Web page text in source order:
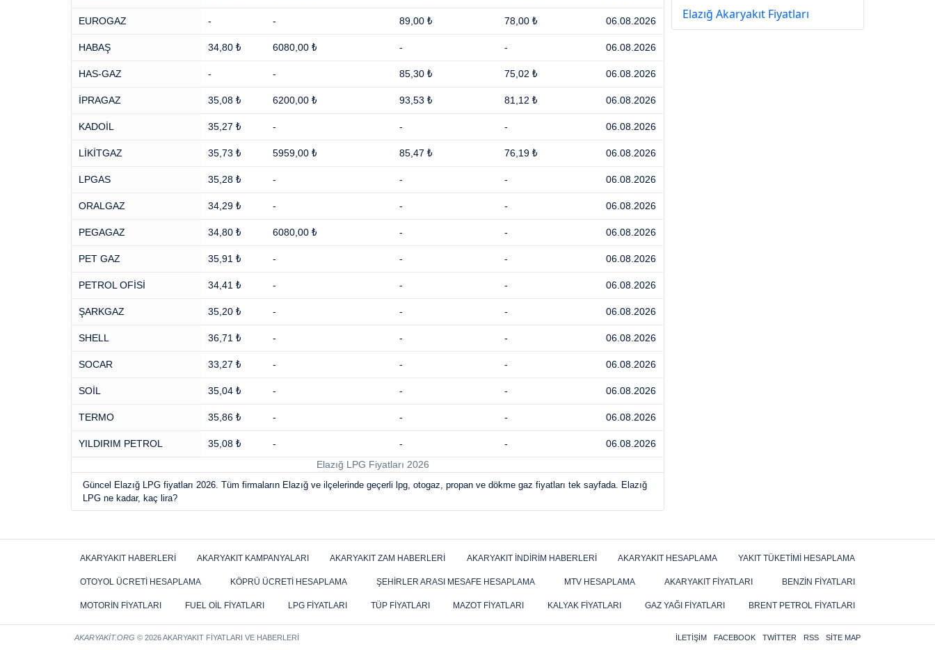
EUROGAZ - - 89,00 ₺ 78,00 ₺ 06.08.2026
HABAŞ 34,80 ₺ 6080,00 ₺ - - 06.08.2026
HAS-GAZ - - 85,30 ₺ 75,02 ₺ 06.08.2026
İPRAGAZ 35,08 ₺ 6200,00 ₺ 93,53 ₺ 81,12 ₺ 06.08.2026
KADOİL 35,27 ₺ - - - 06.08.2026
LİKİTGAZ 35,73 ₺ 5959,00 ₺ 85,47 ₺ 76,19 ₺ 06.08.2026
LPGAS 35,28 ₺ - - - 06.08.2026
ORALGAZ 34,29 ₺ - - - 06.08.2026
PEGAGAZ 34,80 ₺ 6080,00 ₺ - - 06.08.2026
PET GAZ 35,91 ₺ - - - 06.08.2026
PETROL OFİSİ 34,41 ₺ - - - 06.08.2026
ŞARKGAZ 35,20 ₺ - - - 06.08.2026
SHELL 36,71 ₺ - - - 06.08.2026
SOCAR 33,27 ₺ - - - 06.08.2026
SOİL 35,04 ₺ - - - 06.08.2026
TERMO 35,86 ₺ - - - 06.08.2026
YILDIRIM PETROL 35,08 ₺ - - -
06.08.2026
Elazığ LPG Fiyatları 2026
Güncel Elazığ LPG fiyatları 2026. Tüm firmaların Elazığ ve ilçelerinde geçerli lpg, otogaz, propan ve dökme gaz fiyatları tek sayfada. Elazığ
LPG ne kadar, kaç lira?
Elazığ Akaryakıt Fiyatları
AKARYAKIT HABERLERI AKARYAKIT KAMPANYALARI AKARYAKIT ZAM HABERLERI AKARYAKIT İNDIRIM HABERLERI AKARYAKIT HESAPLAMA YAKIT TÜKETIMI HESAPLAMA
OTOYOL ÜCRETI HESAPLAMA KÖPRÜ ÜCRETI HESAPLAMA ŞEHIRLER ARASI MESAFE HESAPLAMA MTV HESAPLAMA AKARYAKIT FIYATLARI BENZIN FIYATLARI
MOTORIN FIYATLARI FUEL OIL FIYATLARI LPG FIYATLARI TÜP FIYATLARI MAZOT FIYATLARI KALYAK FIYATLARI GAZ YAĞI FIYATLARI BRENT PETROL FIYATLARI
AKARYAKIT.ORG © 2026 AKARYAKIT FIYATLARI VE HABERLERI İLETIŞIM FACEBOOK TWITTER RSS SITE MAP